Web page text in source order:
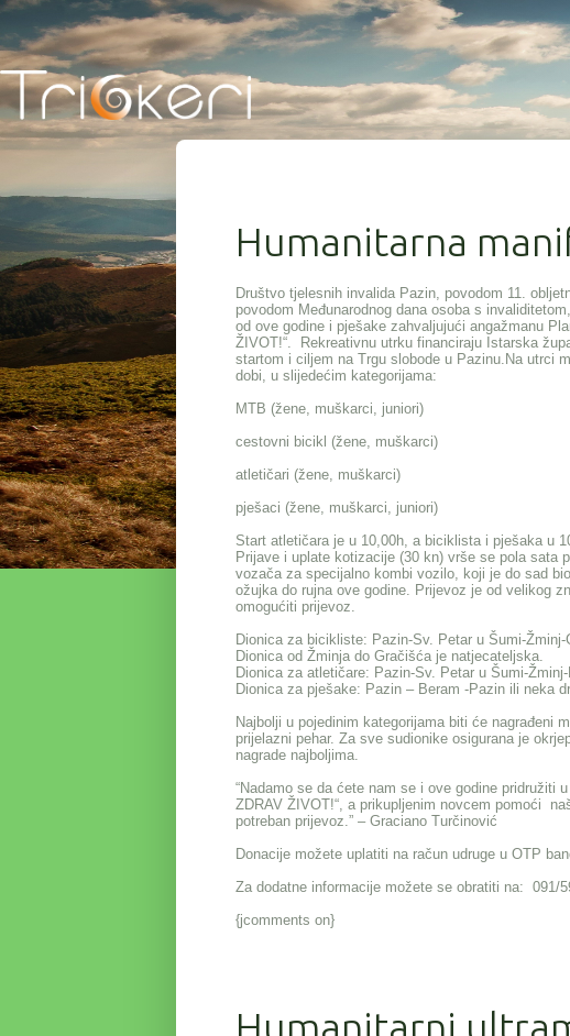
Humanitarna
Društvo tjelesnih invalida Pazin, povodom 11.
povodom Međunarodnog dana osoba s
od ove godine i pješake zahvaljujući angažmanu
ŽIVOT!“. Rekreativnu utrku financiraju Istarska
startom i ciljem na Trgu slobode u Pazinu.Na utrci
dobi, u slijedećim kategorijama:
MTB (žene, muškarci, juniori)
cestovni bicikl (žene, muškarci)
atletičari (žene, muškarci)
pješaci (žene, muškarci, juniori)
Start atletičara je u 10,00h, a biciklista i pješaka u
Prijave i uplate kotizacije (30 kn) vrše se pola sata
vozača za specijalno kombi vozilo, koji je do sad
ožujka do rujna ove godine. Prijevoz je od velikog
omogućiti prijevoz.
Dionica za bicikliste: Pazin-Sv. Petar u Šumi-
Dionica od Žminja do Gračišća je natjecateljska.
Dionica za atletičare: Pazin-Sv. Petar u Šumi-
Dionica za pješake: Pazin – Beram -Pazin ili neka
Najbolji u pojedinim kategorijama biti će nagrađeni
prijelazni pehar. Za sve sudionike osigurana je
nagrade najboljima.
“Nadamo se da ćete nam se i ove godine pridružiti
ZDRAV ŽIVOT!“, a prikupljenim novcem pomoći
potreban prijevoz.” – Graciano Turčinović
Donacije možete uplatiti na račun udruge u OTP
Za dodatne informacije možete se obratiti na:
{jcomments on}
Humanitarni